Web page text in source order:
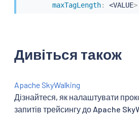
maxTagLength: <VALUE>
Дивіться також
Apache SkyWalking
Дізнайтеся, як налаштувати
запитів трейсингу до Apache